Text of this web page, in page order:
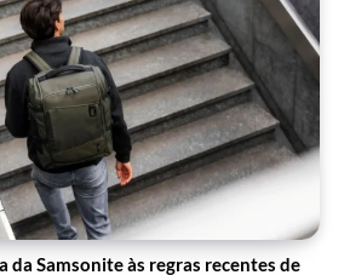
da Samsonite às regras recentes de